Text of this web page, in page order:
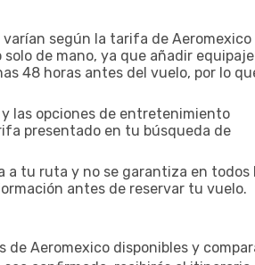
según la tarifa de Aeromexico
de mano, ya que añadir equipaje
48 horas antes del vuelo, por lo
las opciones de entretenimiento
presentado en tu búsqueda de
a tu ruta y no se garantiza en todos
antes de reservar tu vuelo.
Aeromexico disponibles y